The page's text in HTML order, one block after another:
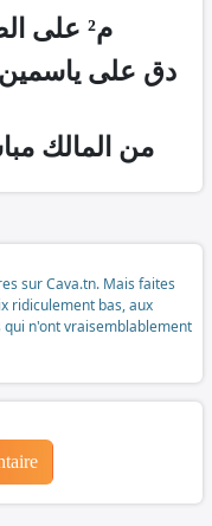
من المالك مباشرة
sur Cava.tn. Mais faites
ridiculement bas, aux
qui n'ont vraisemblablement